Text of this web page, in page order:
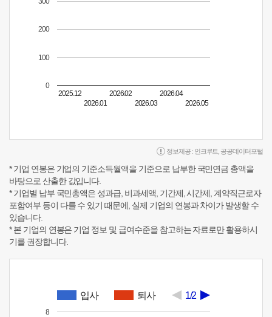
2025.12
2026.01
2026.02
2026.03
2026.04
2026.05
0
100
200
정보제공 : 인크루트 공공데이터포털
* 기업 연봉은 기업의 기준소득월액을 기준으로 납부한 국민연금 총액을
바탕으로 산출한 값입니다.
* 기업별 납부 국민총액은 성과급, 비과세액, 기간제, 시간제, 계약직근로자
포함여부 등이 다를 수 있기 때문에, 실제 기업의 연봉과 차이가 발생할 수
있습니다.
* 본 기업의 연봉은 기업 정보 및 급여수준을 참고하는 자료로만 활용하시
기를 권장합니다.
입사 퇴사 1/2
8